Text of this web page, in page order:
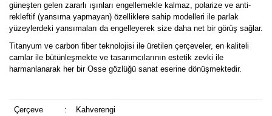
güneşten gelen zararlı ışınları engellemekle kalmaz, polarize ve anti-
rekleftif (yansıma yapmayan) özelliklere sahip modelleri ile parlak
yüzeylerdeki yansımaları da engelleyerek size daha net bir görüş sağlar.
Titanyum ve carbon fiber teknolojisi ile üretilen çerçeveler, en kaliteli
camlar ile bütünleşmekte ve tasarımcılarının estetik zevki ile
harmanlanarak her bir Osse gözlüğü sanat eserine dönüşmektedir.
Çerçeve
: Kahverengi